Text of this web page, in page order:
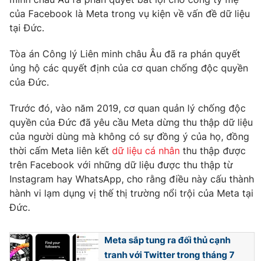
Câu chuyện quốc tế
Thị trường
Dữ liệu và đời sống
Phim VTV
Hậu trường
Nhân vật
Khán giả
Giải sao mai
Giải trí
Âm nhạc
Sao
Đời sống
Du lịch
Làm đẹp
Chất lượng cuộc sống
Giáo dục
Tuyển sinh
Học trực tuyến
Công nghệ
Hitech Công nghệ tương lai
Thị trường
Giao lưu trực tuyến
Lịch phát sóng
của Facebook là Meta trong vụ kiện về vấn đề dữ liệu
tại Đức.
Tòa án Công lý Liên minh châu Âu đã ra phán quyết
ủng hộ các quyết định của cơ quan chống độc quyền
của Đức.
Trước đó, vào năm 2019, cơ quan quản lý chống độc
quyền của Đức đã yêu cầu Meta dừng thu thập dữ liệu
của người dùng mà không có sự đồng ý của họ, đồng
thời cấm Meta liên kết dữ liệu cá nhân thu thập được
trên Facebook với những dữ liệu được thu thập từ
Instagram hay WhatsApp, cho rằng điều này cấu thành
hành vi lạm dụng vị thế thị trường nổi trội của Meta tại
Đức.
Meta sắp tung ra đối thủ cạnh
tranh với Twitter trong tháng 7